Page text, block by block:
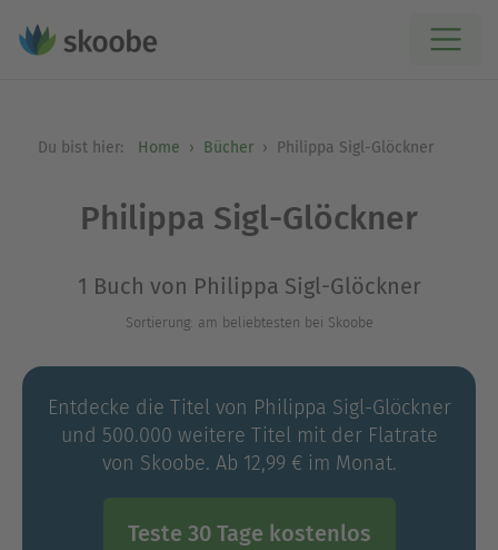
Du bist hier: Home Bücher Philippa Sigl-Glöckner
Philippa Sigl-Glöckner
1 Buch von Philippa Sigl-Glöckner
Sortierung: am beliebtesten bei Skoobe
Entdecke die Titel von Philippa Sigl-Glöckner
und 500.000 weitere Titel mit der Flatrate
von Skoobe. Ab 12,99 € im Monat.
Teste 30 Tage kostenlos